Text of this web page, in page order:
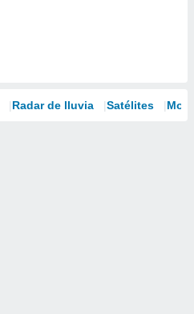
Radar de lluvia Satélites